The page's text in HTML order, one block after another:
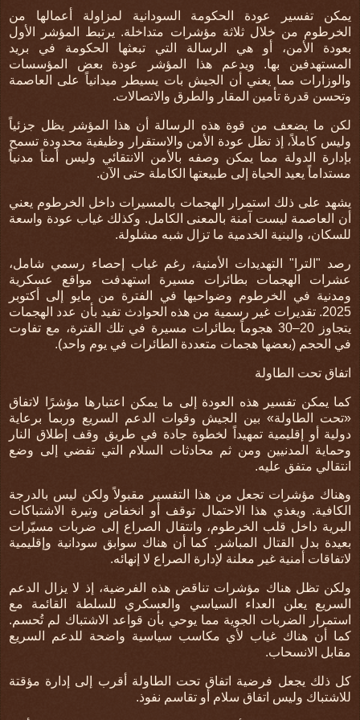
يمكن تفسير عودة الحكومة السودانية لمزاولة أعمالها من
الخرطوم من خلال ثلاثة مؤشرات متداخلة. يرتبط المؤشر الأول
بعودة الأمن، أو هي الرسالة التي تبعثها الحكومة في بريد
المستهدفين بها. ويدعم هذا المؤشر عودة بعض المؤسسات
والوزارات مما يعني أن الجيش بات يسيطر ميدانياً على العاصمة
وتحسن قدرة تأمين المقار والطرق والاتصالات.
لكن ما يضعف من قوة هذه الرسالة أن هذا المؤشر يظل جزئياً
وليس كاملاً، إذ تظل عودة الأمن والاستقرار وظيفية محدودة تسمح
بإدارة الدولة مما يمكن وصفه بالأمن الانتقائي وليس أمناً مدنياً
مستداماً يعيد الحياة إلى طبيعتها الكاملة حتى الآن.
يشهد على ذلك
استمرار الهجمات بالمسيرات داخل الخرطوم يعني
أن العاصمة ليست آمنة بالمعنى الكامل. وكذلك غياب عودة واسعة
للسكان، والبنية الخدمية ما تزال شبه مشلولة.
رصد "الترا" التهديدات الأمنية، رغم غياب إحصاء رسمي شامل،
عشرات الهجمات بطائرات مسيرة استهدفت مواقع عسكرية
ومدنية في الخرطوم وضواحيها في الفترة من مايو إلى أكتوبر
2025. تقديرات غير رسمية من هذه الحوادث تفيد بأن عدد الهجمات
يتجاوز 20–30 هجوماً بطائرات مسيرة في تلك الفترة، مع تفاوت
في الحجم (بعضها هجمات متعددة الطائرات في يوم واحد).
اتفاق تحت الطاولة
كما يمكن تفسير هذه العودة إلى ما يمكن اعتبارها مؤشرًا لاتفاق
«تحت الطاولة» بين الجيش وقوات الدعم السريع وربما برعاية
دولية أو إقليمية تمهيداً لخطوة جادة في طريق وقف إطلاق النار
وحماية المدنيين ومن ثم محادثات السلام التي تفضي إلى وضع
انتقالي متفق عليه.
وهناك مؤشرات تجعل من هذا التفسير مقبولاً ولكن ليس بالدرجة
الكافية. ويغذي هذا الاحتمال توقف أو انخفاض وتيرة الاشتباكات
البرية داخل قلب الخرطوم، و انتقال الصراع إلى ضربات مسيّرات
بعيدة بدل القتال المباشر . كما أن هناك سوابق سودانية وإقليمية
لاتفاقات أمنية غير معلنة لإدارة الصراع لا إنهائه.
ولكن تظل هناك مؤشرات تناقض هذه الفرضية، إذ لا يزال
الدعم
السريع يعلن العداء السياسي والعسكري للسلطة القائمة مع
استمرار الضربات الجوية مما يوحي بأن قواعد الاشتباك لم تُحسم.
كما أن هناك غياب لأي مكاسب سياسية واضحة للدعم السريع
مقابل الانسحاب.
كل ذلك يجعل فرضية اتفاق تحت الطاولة أقرب إلى إدارة مؤقتة
للاشتباك وليس اتفاق سلام أو تقاسم نفوذ.